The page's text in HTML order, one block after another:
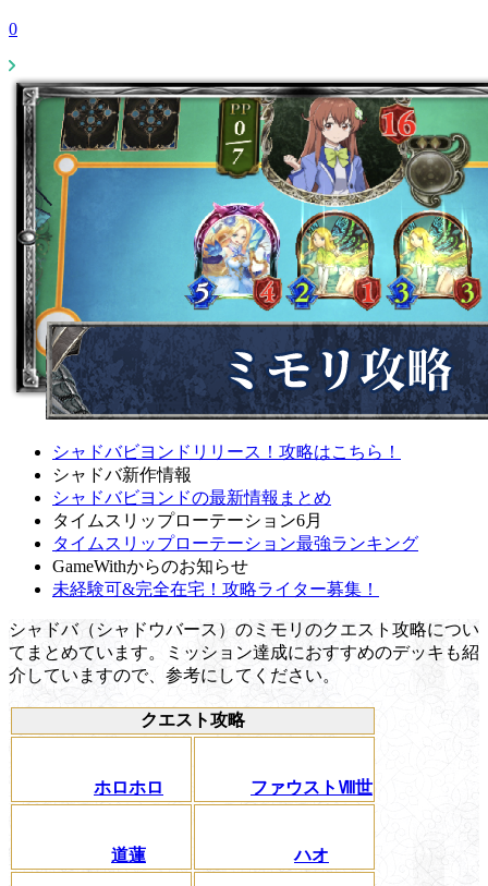
0
シャドバビヨンドリリース！攻略はこちら！
シャドバ新作情報
シャドバビヨンドの最新情報まとめ
タイムスリップローテーション6月
タイムスリップローテーション最強ランキング
GameWithからのお知らせ
未経験可&完全在宅！攻略ライター募集！
シャドバ（シャドウバース）のミモリのクエスト攻略につい
てまとめています。ミッション達成におすすめのデッキも紹
介していますので、参考にしてください。
クエスト攻略
ホロホロ ファウストⅧ世
道蓮 ハオ